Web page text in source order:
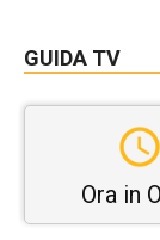
GUIDA TV
Ora in